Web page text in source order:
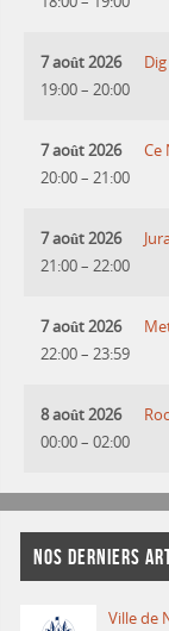
7 août 2026
19:00– 20:00
7 août 2026
20:00– 21:00
Ce
7 août 2026
21:00– 22:00
7 août 2026
22:00– 23:59
8 août 2026
00:00– 02:00
NOS DERNIERS
Ville de